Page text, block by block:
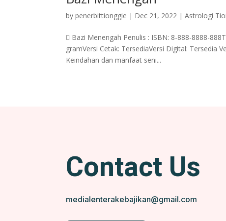
bypenerbittionggie | Dec 21, 2022 |Astrologi
 Bazi Menengah Penulis : ISBN: 8-888-8888-
gramVersi Cetak: TersediaVersi Digital: Tersedia
Keindahan dan manfaat seni...
Contact Us
medialenterakebajikan@gmail.com